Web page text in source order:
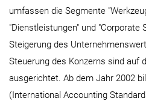
umfassen die Segmente
"Dienstleistungen" und "Corporate
Steigerung des
Steuerung des Konzerns sind auf
ausgerichtet. Ab dem Jahr 2002
(International Accounting